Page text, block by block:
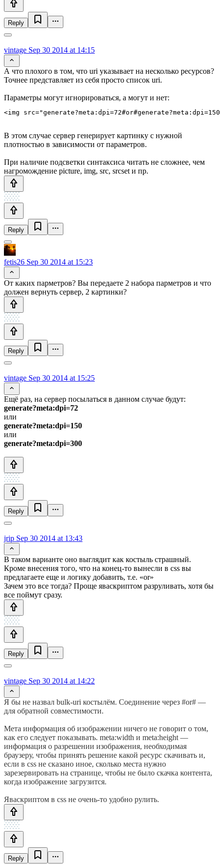
Reply
vintage Sep 30 2014 at 14:15
А что плохого в том, что uri указывает на несколько ресурсов?
Точнее представляет из себя просто список uri.
Параметры могут игнорироваться, а могут и нет:
В этом случае сервер генерирует картинку с нужной
плотностью в зависимости от параметров.
При наличие подсветки синтаксиса читать не сложнее, чем
нагромождение picture, img, src, srcset и пр.
Reply
fetis26 Sep 30 2014 at 15:23
От каких парметров? Вы передаете 2 набора парметров и что
должен вернуть сервер, 2 картинки?
Reply
vintage Sep 30 2014 at 15:25
Ещё раз, на сервер посылаться в данном случае будут:
generate?meta:dpi=72
или
generate?meta:dpi=150
или
generate?meta:dpi=300
Reply
jrip Sep 30 2014 at 13:43
В таком варианте оно выглядит как костыль страшный.
Кроме внесения того, что на конец-то вынесли в css вы
предлагаете еще и логику добавить, т.е. «or»
Зачем это все тогда? Проще яваскриптом разруливать, хотя бы
все поймут сразу.
Reply
vintage Sep 30 2014 at 14:22
Я бы не назвал bulk-uri костылём. Соединение через #or# —
для обратной совместимости.
Мета информация об изображении ничего не говорит о том,
как его следует показывать. meta:width и meta:height —
информация о разрешении изображения, необходимая
браузеру, чтобы принять решение какой ресурс скачивать и,
если в css не сказано иное, сколько места нужно
зарезервировать на странице, чтобы не было скачка контента,
когда изображение загрузится.
Яваскриптом в css не очень-то удобно рулить.
Reply